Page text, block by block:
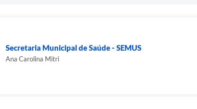
Secretaria Municipal de Saúde - SEMUS
Ana Carolina Mitri